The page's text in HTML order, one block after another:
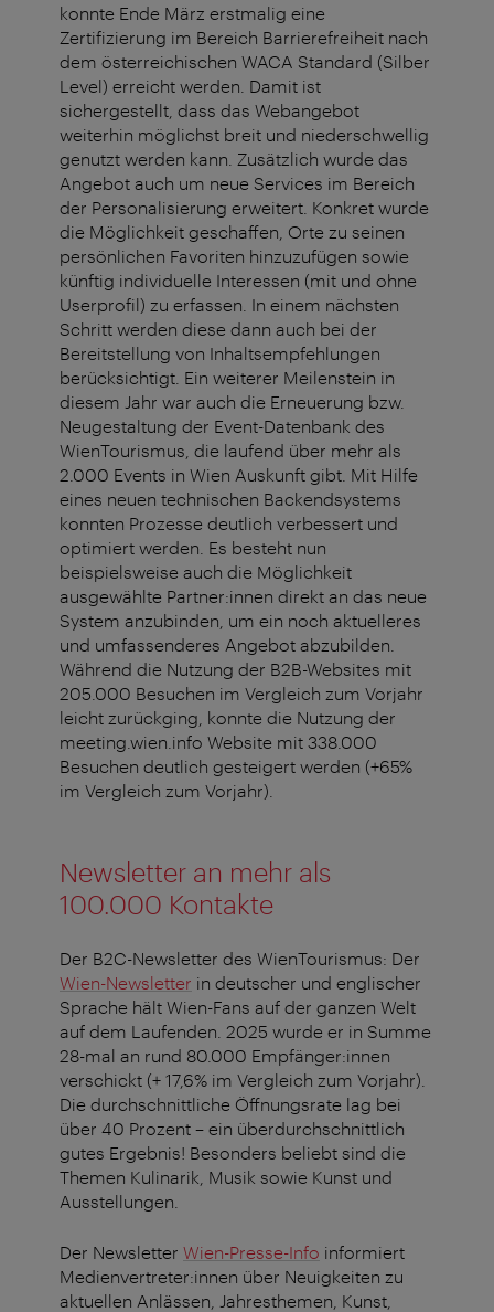
konnte Ende März erstmalig eine
Zertifizierung im Bereich Barrierefreiheit nach
dem österreichischen WACA Standard (Silber
Level) erreicht werden. Damit ist
sichergestellt, dass das Webangebot
weiterhin möglichst breit und niederschwellig
genutzt werden kann. Zusätzlich wurde das
Angebot auch um neue Services im Bereich
der Personalisierung erweitert. Konkret wurde
die Möglichkeit geschaffen, Orte zu seinen
persönlichen Favoriten hinzuzufügen sowie
künftig individuelle Interessen (mit und ohne
Userprofil) zu erfassen. In einem nächsten
Schritt werden diese dann auch bei der
Bereitstellung von Inhaltsempfehlungen
berücksichtigt. Ein weiterer Meilenstein in
diesem Jahr war auch die Erneuerung bzw.
Neugestaltung der Event-Datenbank des
WienTourismus, die laufend über mehr als
2.000 Events in Wien Auskunft gibt. Mit Hilfe
eines neuen technischen Backendsystems
konnten Prozesse deutlich verbessert und
optimiert werden. Es besteht nun
beispielsweise auch die Möglichkeit
ausgewählte Partner:innen direkt an das neue
System anzubinden, um ein noch aktuelleres
und umfassenderes Angebot abzubilden.
Während die Nutzung der B2B-Websites mit
205.000 Besuchen im Vergleich zum Vorjahr
leicht zurückging, konnte die Nutzung der
meeting.wien.info Website mit 338.000
Besuchen deutlich gesteigert werden (+65%
im Vergleich zum Vorjahr).
Newsletter an mehr als
100.000 Kontakte
Der B2C-Newsletter des WienTourismus: Der
Wien-Newsletter in deutscher und englischer
Sprache hält Wien-Fans auf der ganzen Welt
auf dem Laufenden. 2025 wurde er in Summe
28-mal an rund 80.000 Empfänger:innen
verschickt (+ 17,6% im Vergleich zum Vorjahr).
Die durchschnittliche Öffnungsrate lag bei
über 40 Prozent – ein überdurchschnittlich
gutes Ergebnis! Besonders beliebt sind die
Themen Kulinarik, Musik sowie Kunst und
Ausstellungen.
Der Newsletter Wien-Presse-Info informiert
Medienvertreter:innen über Neuigkeiten zu
aktuellen Anlässen, Jahresthemen, Kunst,